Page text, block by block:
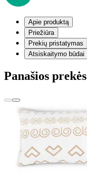
Apie produktą
Priežiūra
Prekių pristatymas
Atsiskaitymo būdai
Panašios prekės